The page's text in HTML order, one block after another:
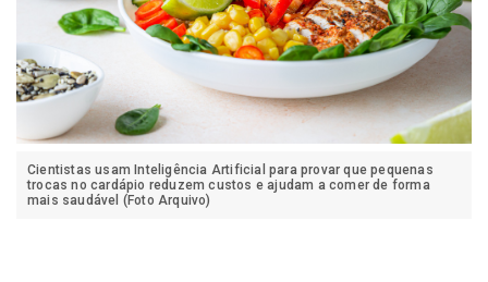
Cientistas usam Inteligência Artificial para provar que pequenas
trocas no cardápio reduzem custos e ajudam a comer de forma
mais saudável (Foto Arquivo)